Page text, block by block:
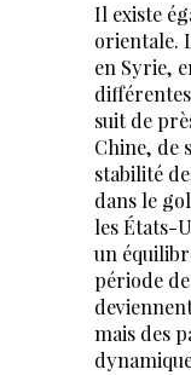
Il existe
orientale.
en Syrie,
suit de
Chine, de
stabilité
dans le
les États-
un
période
mais des